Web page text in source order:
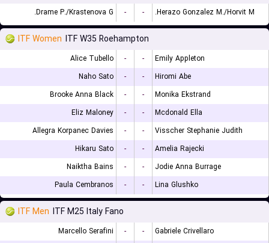
Drame P./Krastenova G. - - Herazo Gonzalez M./Horvit M.
ITF Women ITF W35 Roehampton
Alice Tubello - -
Emily Appleton
Naho Sato
- -
Hiromi Abe
Brooke Anna Black
- -
Monika Ekstrand
Eliz Maloney
- -
Mcdonald Ella
Allegra Korpanec Davies
- -
Visscher Stephanie Judith
Hikaru Sato
- -
Amelia Rajecki
Naiktha Bains
- -
Jodie Anna Burrage
Paula Cembranos
- - Lina Glushko
ITF Men ITF M25 Italy Fano
Marcello Serafini - -
Gabriele Crivellaro